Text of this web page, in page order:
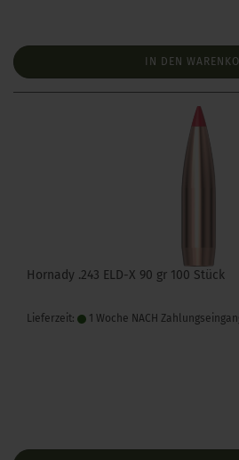
IN DEN
Hornady .243 ELD-X 90 gr 100 Stück
Lieferzeit: 1 Woche NACH